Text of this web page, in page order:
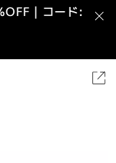
OFF｜コード: